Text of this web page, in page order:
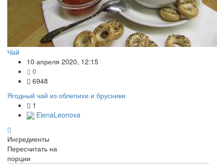
Чай
10 апреля 2020, 12:15
0
6948
Ягодный чай из облепихи и брусники
1
ElenaLeonova
Ингредиенты
Пересчитать на
порции